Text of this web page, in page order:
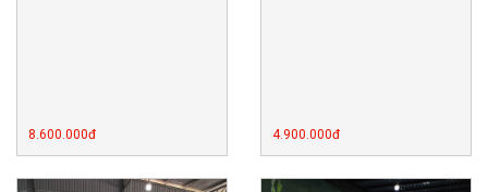
8.600.000đ 4.900.000đ